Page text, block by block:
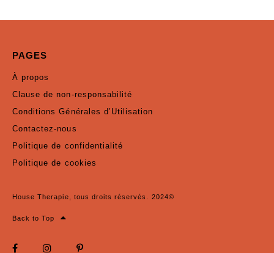
PAGES
À propos
Clause de non-responsabilité
Conditions Générales d’Utilisation
Contactez-nous
Politique de confidentialité
Politique de cookies
House Therapie, tous droits réservés. 2024©
Back to Top